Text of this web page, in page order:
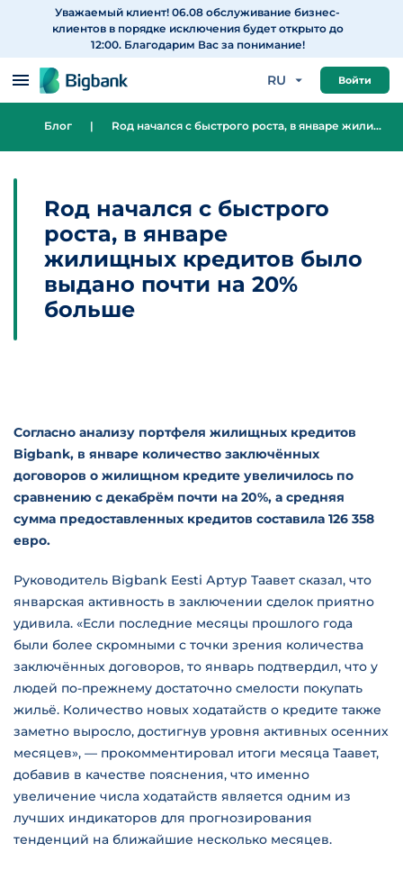
Перейти к содержанию
Уважаемый клиент! 06.08 обслуживание бизнес-
клиентов в порядке исключения будет открыто до
12:00. Благодарим Вас за понимание!
RU Войти
Блог | Rод начался с быстрого роста, в январе жилищных кредитов было выдано почти на 20% больше
Rод начался с быстрого
роста, в январе
жилищных кредитов было
выдано почти на 20%
больше
Согласно анализу портфеля жилищных кредитов
Bigbank, в январе количество заключённых
договоров о жилищном кредите увеличилось по
сравнению с декабрём почти на 20%, а средняя
сумма предоставленных кредитов составила 126 358
евро.
Руководитель Bigbank Eesti Артур Таавет сказал, что
январская активность в заключении сделок приятно
удивила. «Если последние месяцы прошлого года
были более скромными с точки зрения количества
заключённых договоров, то январь подтвердил, что у
людей по-прежнему достаточно смелости покупать
жильё. Количество новых ходатайств о кредите также
заметно выросло, достигнув уровня активных осенних
месяцев», — прокомментировал итоги месяца Таавет,
добавив в качестве пояснения, что именно
увеличение числа ходатайств является одним из
лучших индикаторов для прогнозирования
тенденций на ближайшие несколько месяцев.